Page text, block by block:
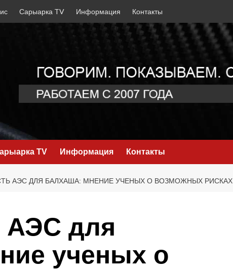
Сарыарка TV Информация Контакты
TV Информация Контакты
АЭС ДЛЯ БАЛХАША: МНЕНИЕ УЧЕНЫХ О ВОЗМОЖНЫХ РИСКАХ
АЭС для
ученых о